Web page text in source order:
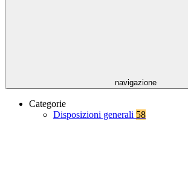
navigazione
Categorie
Disposizioni generali 58